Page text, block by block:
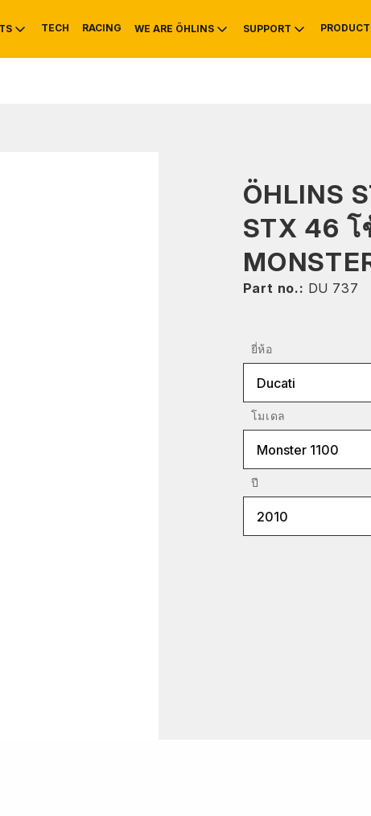
MOUNTAIN BIKE
TECH RACING WE ARE ÖHLINS
HISTORY
SUPPORT
SERVICE INFO &
ÖHLINS
STX 46
Part no.: DU 737
ยี่ห้อ
Ducati
โมเดล
Monster 1100
ปี
2010